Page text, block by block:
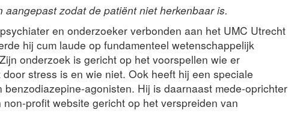
zodat de patiënt niet herkenbaar is.
en onderzoeker verbonden aan het UMC Utrecht
hij cum laude op fundamenteel wetenschappelijk
onderzoek is gericht op het voorspellen wie er
stress is en wie niet. Ook heeft hij een speciale
agonisten. Hij is daarnaast mede-oprichter
non-profit website gericht op het verspreiden van